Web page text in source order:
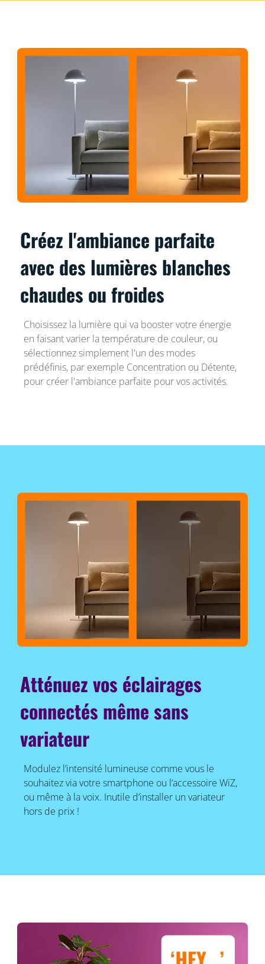
Créez l'ambiance parfaite
avec des lumières blanches
chaudes ou froides
Choisissez la lumière qui va booster votre énergie
en faisant varier la température de couleur, ou
sélectionnez simplement l'un des modes
prédéfinis, par exemple Concentration ou Détente,
pour créer l'ambiance parfaite pour vos activités.
Atténuez vos éclairages
connectés même sans
variateur
Modulez l’intensité lumineuse comme vous le
souhaitez via votre smartphone ou l’accessoire WiZ,
ou même à la voix. Inutile d’installer un variateur
hors de prix !